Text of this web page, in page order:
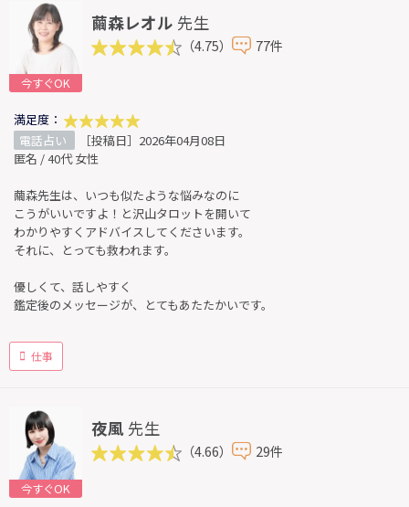
今すぐOK
繭森レオル 先生
（4.75） 77件
満足度：
電話占い
［投稿日］2026年04月08日
匿名 / 40代 女性
繭森先生は、いつも似たような悩みなのに
こうがいいですよ！と沢山タロットを開いて
わかりやすくアドバイスしてくださいます。
それに、とっても救われます。
優しくて、話しやすく
鑑定後のメッセージが、とてもあたたかいです。
仕事
今すぐOK
夜風 先生
（4.66） 29件